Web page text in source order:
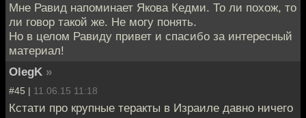
Мне Равид напоминает Якова Кедми. То ли похож, то
ли говор такой же. Не могу понять.
Но в целом Равиду привет и спасибо за интересный
материал!
OlegK »
#45 | 11.06.15 11:18
Кстати про крупные теракты в Израиле давно ничего